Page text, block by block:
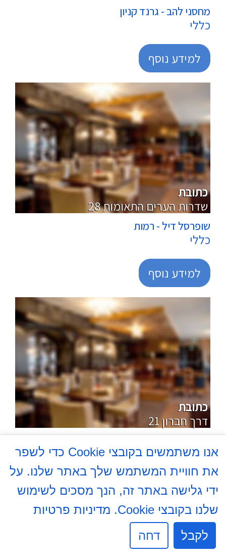
מחסני להב - גרנד קניון
כללי
למידע נוסף
מרכולים
כתובת
28 שדרות הערים התאומות
שופרסל דיל - רמות
כללי
למידע נוסף
מרכולים
כתובת
21 דרך חברון
כללי
למידע נוסף
אנו משתמשים בקובצי Cookie כדי לשפר
את חוויית המשתמש שלך באתר שלנו. על
ידי גלישה באתר זה, הנך מסכים לשימוש
שלנו בקובצי Cookie.
מדיניות פרטיות
לקבל
דחה